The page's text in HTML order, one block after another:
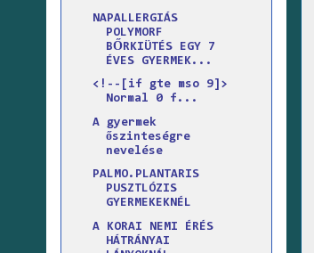
NAPALLERGIÁS
POLYMORF
BŐRKIÜTÉS EGY 7
ÉVES GYERMEK...
<!--[if gte mso 9]>
Normal 0 f...
A gyermek
őszinteségre
nevelése
PALMO.PLANTARIS
PUSZTLÓZIS
GYERMEKEKNÉL
A KORAI NEMI ÉRÉS
HÁTRÁNYAI